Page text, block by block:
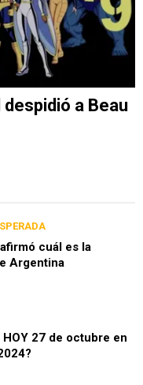
a Beau
cuál es la
Argentina
27 de octubre en